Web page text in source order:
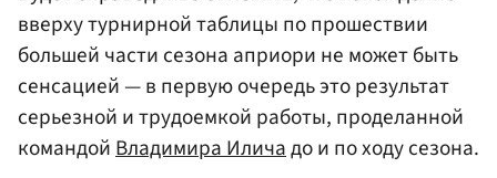
вверху турнирной таблицы по прошествии
большей части сезона априори не может быть
сенсацией — в первую очередь это результат
серьезной и трудоемкой работы, проделанной
командойВладимира Иличадо и по ходу сезона.